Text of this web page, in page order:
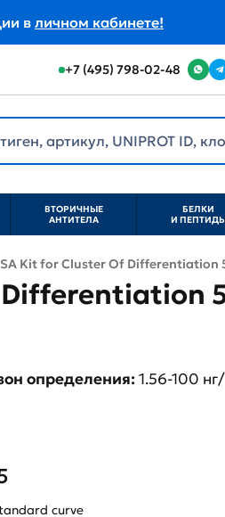
в личном кабинете!
+7 (495) 798-02-48
ВТОРИЧНЫЕ
АНТИТЕЛА
БЕЛКИ
И
Kit for Cluster Of Differentiation
определения:1.56-100 нг/
curve